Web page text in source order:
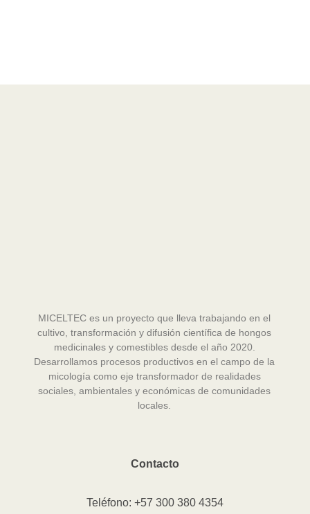
MICELTEC es un proyecto que lleva trabajando en el
cultivo, transformación y difusión científica de hongos
medicinales y comestibles desde el año 2020.
Desarrollamos procesos productivos en el campo de la
micología como eje transformador de realidades
sociales, ambientales y económicas de comunidades
locales.
Contacto
Teléfono: +57 300 380 4354